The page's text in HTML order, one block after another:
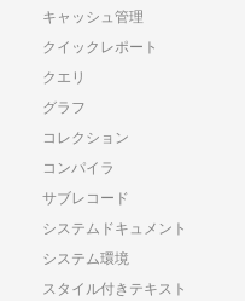
キャッシュ管理
クイックレポート
クエリ
グラフ
コレクション
コンパイラ
サブレコード
システムドキュメント
システム環境
スタイル付きテキスト